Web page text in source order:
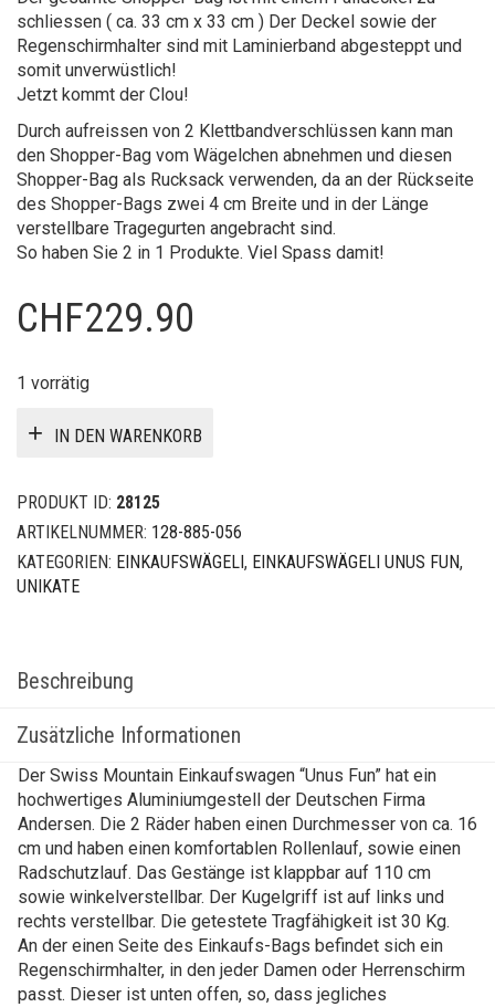
schliessen ( ca. 33 cm x 33 cm ) Der Deckel sowie der
Regenschirmhalter sind mit Laminierband abgesteppt und
somit unverwüstlich!
Jetzt kommt der Clou!
Durch aufreissen von 2 Klettbandverschlüssen kann man
den Shopper-Bag vom Wägelchen abnehmen und diesen
Shopper-Bag als Rucksack verwenden, da an der Rückseite
des Shopper-Bags zwei 4 cm Breite und in der Länge
verstellbare Tragegurten angebracht sind.
So haben Sie 2 in 1 Produkte. Viel Spass damit!
CHF229.90
1 vorrätig
IN DEN WARENKORB
PRODUKT ID: 28125
ARTIKELNUMMER: 128-885-056
KATEGORIEN: EINKAUFSWÄGELI, EINKAUFSWÄGELI UNUS FUN,
UNIKATE
Beschreibung
Zusätzliche Informationen
Der Swiss Mountain Einkaufswagen “Unus Fun” hat ein
hochwertiges Aluminiumgestell der Deutschen Firma
Andersen. Die 2 Räder haben einen Durchmesser von ca. 16
cm und haben einen komfortablen Rollenlauf, sowie einen
Radschutzlauf. Das Gestänge ist klappbar auf 110 cm
sowie winkelverstellbar. Der Kugelgriff ist auf links und
rechts verstellbar. Die getestete Tragfähigkeit ist 30 Kg.
An der einen Seite des Einkaufs-Bags befindet sich ein
Regenschirmhalter, in den jeder Damen oder Herrenschirm
passt. Dieser ist unten offen, so, dass jegliches